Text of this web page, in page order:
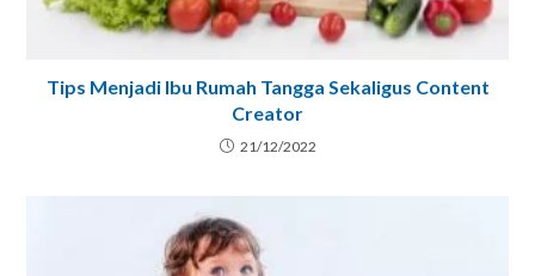
Tips Menjadi Ibu Rumah Tangga Sekaligus Content
Creator
21/12/2022